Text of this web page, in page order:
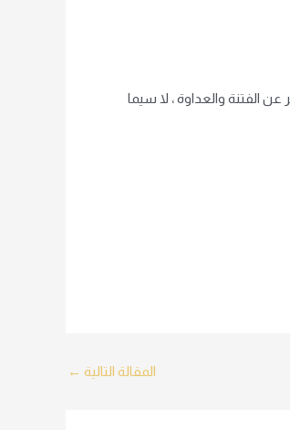
الفتنة والعداوة ، لا سيما
المقالة التالية ←